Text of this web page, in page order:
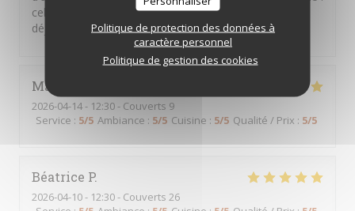
Politique de protection des données à
caractère personnel
Politique de gestion des cookies
cela encourage les apprenants, et donne du sens au
déjeuner.
Mamedienne@hotmail.fr
2026-04-14- 12:30 - Couverts 9
Service : 5/5 Ambiance : 5/5 Cuisine : 5/5 Qualité / Prix : 5/5
Béatrice P
2026-04-10- 12:30 - Couverts 26